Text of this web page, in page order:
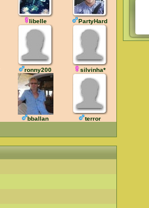
libelle PartyHard
ronny200 silvinha*
bballan terror